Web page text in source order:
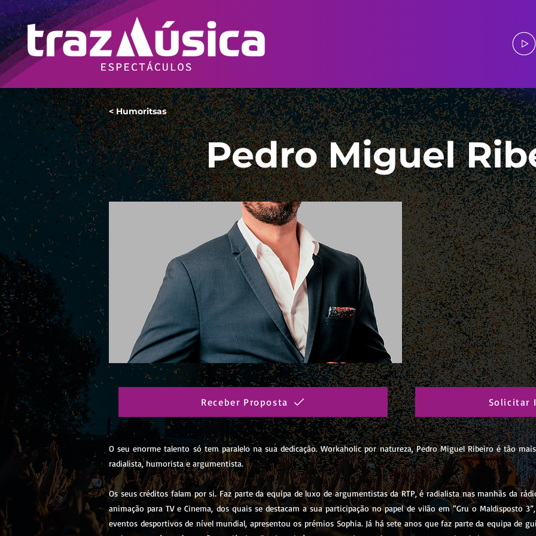
< Humoritsas
Pedro Miguel
Receber Proposta Solicitar
O seu enorme talento só tem paralelo na sua dedicação. Workaholic por natureza, Pedro Miguel Ribeiro é tão
radialista, humorista e argumentista.
Os seus créditos falam por si. Faz parte da equipa de luxo de argumentistas da RTP, é radialista nas manhãs da
animação para TV e Cinema, dos quais se destacam a sua participação no papel de vilão em “Gru o Maldisposto
eventos desportivos de nível mundial, apresentou os prémios Sophia. Já há sete anos que faz parte da equipa de